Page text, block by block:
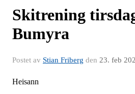
Skitrening
Bumyra
Postet av Stian Friberg den 23. feb
Heisann